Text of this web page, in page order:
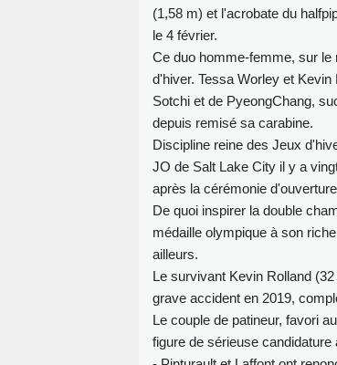
(1,58 m) et l'acrobate du
le 4 février.
Ce duo homme-femme, sur le
d'hiver. Tessa Worley et
Sotchi et de PyeongChang,
depuis remisé sa carabine.
Discipline reine des Jeux
JO de Salt Lake City il y a
après la cérémonie
De quoi inspirer la double
médaille olympique à son
ailleurs.
Le survivant Kevin Rolland
grave accident en 2019,
Le couple de patineur, favori
figure de sérieuse candidature